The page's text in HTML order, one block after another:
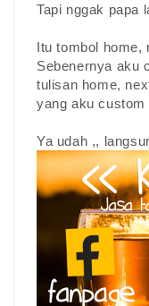
Tapi nggak papa
Itu tombol home,
Sebenernya aku
tulisan home,
yang aku custom
Ya udah ,,